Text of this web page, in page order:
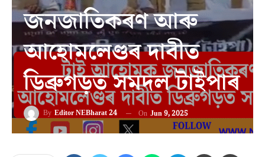
জনজাতিকৰণ আৰু
আহোমলেণ্ডৰ দাবীত
ডিব্ৰুগড়ত সমদল টাইপাৰ
By Editor NEBharat 24 On Jun 9, 2025